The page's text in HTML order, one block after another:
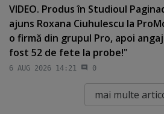
VIDEO. Produs în Studioul
ajuns Roxana Ciuhulescu la
o firmă din grupul Pro, apoi
fost 52 de fete la probe!"
6 AUG 2026 14:21 0
mai multe